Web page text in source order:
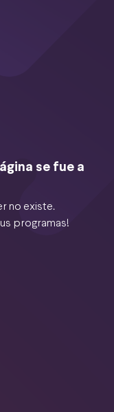
se fue a
no existe.
programas!